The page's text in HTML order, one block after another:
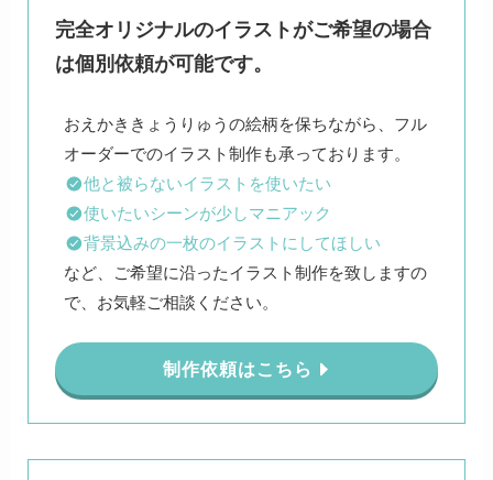
完全オリジナルのイラストがご希望の場合
は個別依頼が可能です。
おえかききょうりゅうの絵柄を保ちながら、フル
他と被らないイラストを使いたい
使いたいシーンが少しマニアック
背景込みの一枚のイラストにしてほしい
など、ご希望に沿ったイラスト制作を致しますの
で、お気軽ご相談ください。
制作依頼はこちら